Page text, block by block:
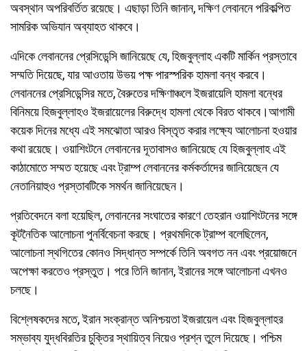
অবস্থান অপরিবর্তিত রয়েছে। এছাড়া তিনি জানান, দক্ষিণ লেবাননে পরিকল্পিত
সামরিক অভিযান অব্যাহত থাকবে।
এদিকে লেবাননের প্রেসিডেন্সি জানিয়েছে যে, হিজবুল্লাহ একটি মার্কিন প্রস্তাবে
সম্মতি দিয়েছে, যার আওতায় উভয় পক্ষ পারস্পরিক হামলা বন্ধ করবে।
লেবাননের প্রেসিডেন্সির মতে, বৈরুতের দক্ষিণাঞ্চলে ইজরায়েলি হামলা বন্ধের
বিনিময়ে হিজবুল্লাহও ইজরায়েলের বিরুদ্ধে হামলা থেকে বিরত থাকবে।আগামী
কয়েক দিনের মধ্যে এই সমঝোতা আরও বিস্তৃত করার লক্ষ্যে আলোচনা হওয়ার
কথা রয়েছে। ওয়াশিংটনে লেবাননের দূতাবাসও জানিয়েছে যে হিজবুল্লাহ এই
কাঠামোতে সম্মত হয়েছে এবং ট্রাম্প লেবাননের কর্মকর্তাদের জানিয়েছেন যে
নেতানিয়াহুও প্রস্তাবটিকে সমর্থন জানিয়েছেন।
প্রতিবেদনে বলা হয়েছিল, লেবাননের সংঘাতের কারণে তেহরান ওয়াশিংটনের সঙ্গে
কূটনৈতিক আলোচনা পুনর্বিবেচনা করছে। প্রথমদিকে ট্রাম্প বলেছিলেন,
আলোচনা স্থগিতের কোনও সিদ্ধান্ত সম্পর্কে তিনি অবগত নন এবং প্রয়োজনে
অপেক্ষা করতেও প্রস্তুত। পরে তিনি জানান, ইরানের সঙ্গে আলোচনা এখনও
চলছে।
বিশ্লেষকদের মতে, ইরান সংক্রান্ত অনিশ্চয়তা ইজরায়েল এবং হিজবুল্লাহর
সম্ভাব্য যুদ্ধবিরতির চুক্তির স্থায়িত্ব নিয়েও প্রশ্ন তুলে দিয়েছে। পশ্চিম